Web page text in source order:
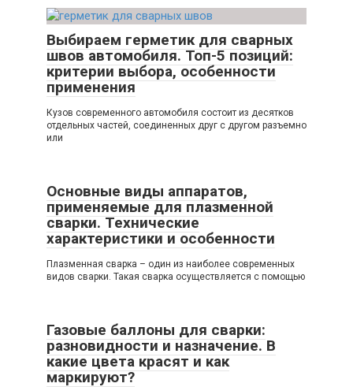
Выбираем герметик для сварных
швов автомобиля. Топ-5 позиций:
критерии выбора, особенности
применения
Кузов современного автомобиля состоит из десятков
отдельных частей, соединенных друг с другом разъемно
или
Основные виды аппаратов,
применяемые для плазменной
сварки. Технические
характеристики и особенности
Плазменная сварка – один из наиболее современных
видов сварки. Такая сварка осуществляется с помощью
Газовые баллоны для сварки:
разновидности и назначение. В
какие цвета красят и как
маркируют?